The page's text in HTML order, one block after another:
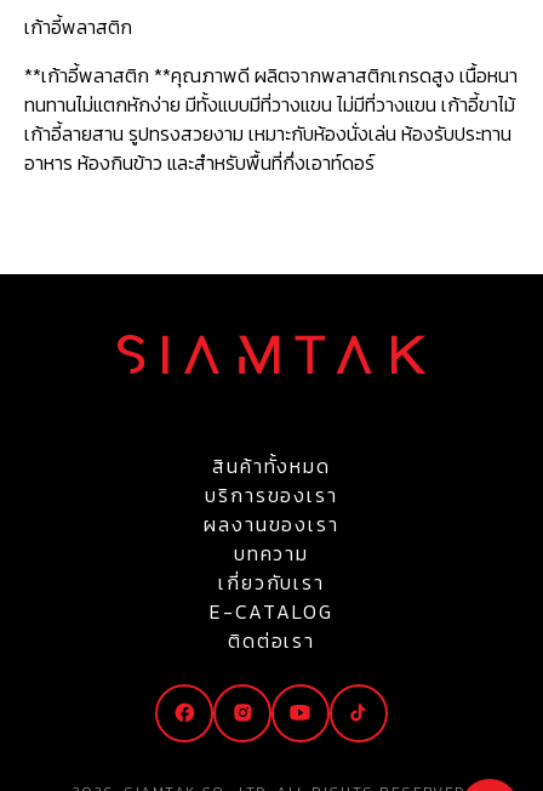
เก้าอี้พลาสติก
**เก้าอี้พลาสติก **คุณภาพดี ผลิตจากพลาสติกเกรดสูง เนื้อหนา
ทนทานไม่แตกหักง่าย มีทั้งแบบมีที่วางแขน ไม่มีที่วางแขน เก้าอี้ขาไม้
เก้าอี้ลายสาน รูปทรงสวยงาม เหมาะกับห้องนั่งเล่น ห้องรับประทาน
อาหาร ห้องกินข้าว และสำหรับพื้นที่กึ่งเอาท์ดอร์
สินค้าทั้งหมด
บริการของเรา
ผลงานของเรา
บทความ
เกี่ยวกับเรา
E-CATALOG
ติดต่อเรา